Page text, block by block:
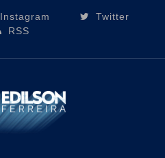
Instagram
Twitter
RSS